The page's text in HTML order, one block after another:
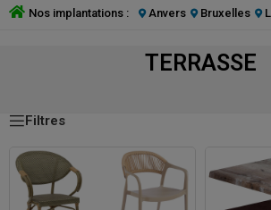
Nos implantations :
Anvers Bruxelles
TERRASSE
Filtres